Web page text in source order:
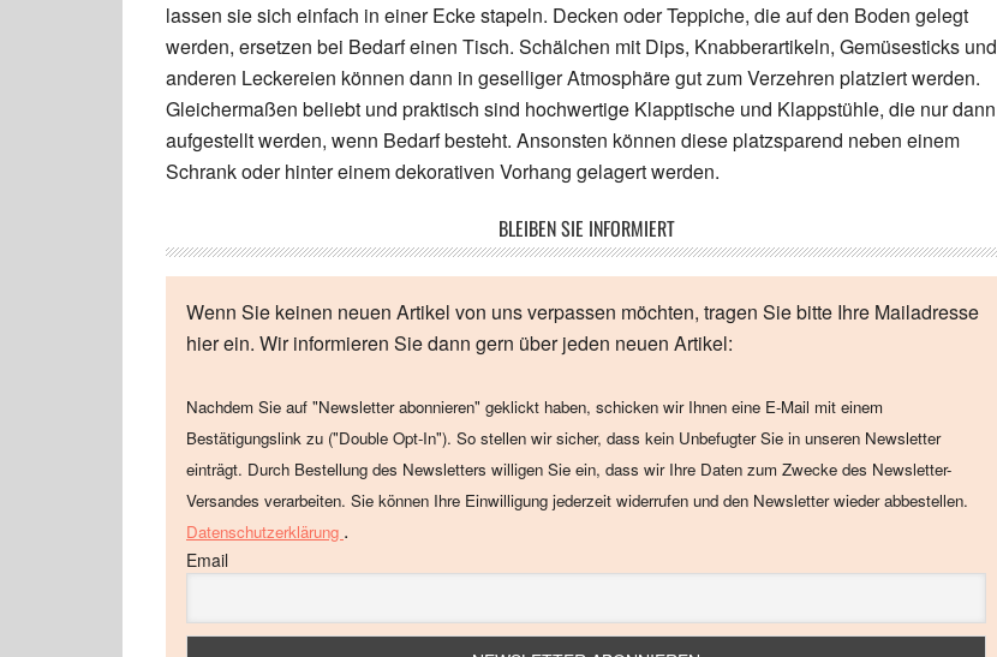
lassen sie sich einfach in einer Ecke stapeln. Decken oder Teppiche, die auf den Boden gelegt
werden, ersetzen bei Bedarf einen Tisch. Schälchen mit Dips, Knabberartikeln, Gemüsesticks und
anderen Leckereien können dann in geselliger Atmosphäre gut zum Verzehren platziert werden.
Gleichermaßen beliebt und praktisch sind hochwertige Klapptische und Klappstühle, die nur dann
aufgestellt werden, wenn Bedarf besteht. Ansonsten können diese platzsparend neben einem
Schrank oder hinter einem dekorativen Vorhang gelagert werden.
BLEIBEN SIE INFORMIERT
Wenn Sie keinen neuen Artikel von uns verpassen möchten, tragen Sie bitte Ihre Mailadresse
hier ein. Wir informieren Sie dann gern über jeden neuen Artikel:
Nachdem Sie auf "Newsletter abonnieren" geklickt haben, schicken wir Ihnen eine E-Mail mit einem
Bestätigungslink zu ("Double Opt-In"). So stellen wir sicher, dass kein Unbefugter Sie in unseren Newsletter
einträgt. Durch Bestellung des Newsletters willigen Sie ein, dass wir Ihre Daten zum Zwecke des Newsletter-
Versandes verarbeiten. Sie können Ihre Einwilligung jederzeit widerrufen und den Newsletter wieder abbestellen.
Datenschutzerklärung .
Email